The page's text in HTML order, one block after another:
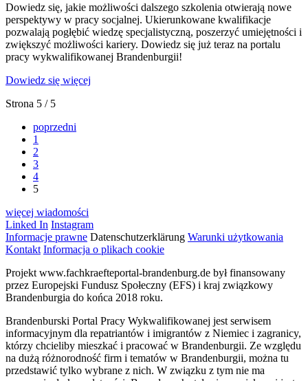
Dowiedz się, jakie możliwości dalszego szkolenia otwierają nowe
perspektywy w pracy socjalnej. Ukierunkowane kwalifikacje
pozwalają pogłębić wiedzę specjalistyczną, poszerzyć umiejętności i
zwiększyć możliwości kariery. Dowiedz się już teraz na portalu
pracy wykwalifikowanej Brandenburgii!
Dowiedz się więcej
Strona 5 / 5
poprzedni
1
2
3
4
5
więcej wiadomości
Linked In Instagram
Informacje prawne Datenschutzerklärung Warunki użytkowania
Kontakt Informacja o plikach cookie
Projekt www.fachkraefteportal-brandenburg.de był finansowany
przez Europejski Fundusz Społeczny (EFS) i kraj związkowy
Brandenburgia do końca 2018 roku.
Brandenburski Portal Pracy Wykwalifikowanej jest serwisem
informacyjnym dla repatriantów i imigrantów z Niemiec i zagranicy,
którzy chcieliby mieszkać i pracować w Brandenburgii. Ze względu
na dużą różnorodność firm i tematów w Brandenburgii, można tu
przedstawić tylko wybrane z nich. W związku z tym nie ma